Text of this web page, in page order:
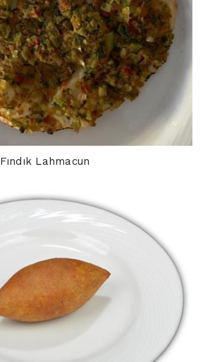
Fındık Lahmacun